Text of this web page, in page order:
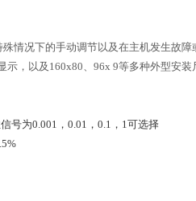
情况下的手动调节以及在主机发生故
，以及160x80、96x 9等多种外型安装
号为0.001，0.01，0.1，1可选择